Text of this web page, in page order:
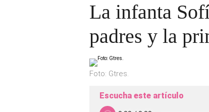
La infanta
padres y la
Foto: Gtres.
Escucha este artículo